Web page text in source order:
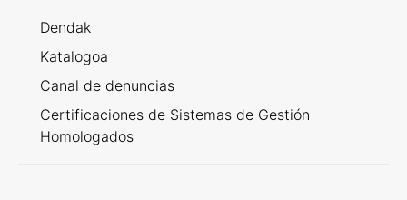
Dendak
Katalogoa
Canal de denuncias
Certificaciones de Sistemas de Gestión
Homologados